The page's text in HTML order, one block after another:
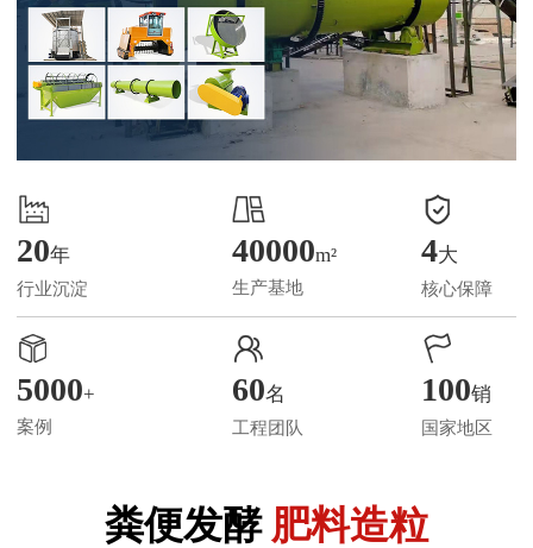
张** 151****3388 43分钟前
182****8878
158****5956 78分钟前
150****3036 92分钟前
2小时前
150****7585 3小时前
20年
行业沉淀
40000m²
生产基地
4大
核心保障
5000+
案例
60名
工程团队
100销
国家地区
粪便发酵 肥料造粒